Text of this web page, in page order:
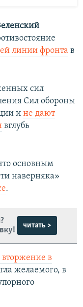
линии фронта в
сил
Сил обороны
и не дают
вглубь
основным
наверняка»
.
читать >
в
желаемого, в